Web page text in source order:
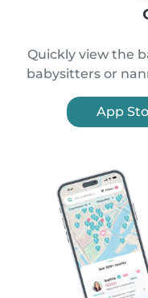
Quickly view the
babysitters or
App